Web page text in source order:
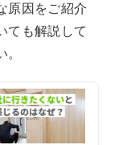
原因をご紹介
ても解説して